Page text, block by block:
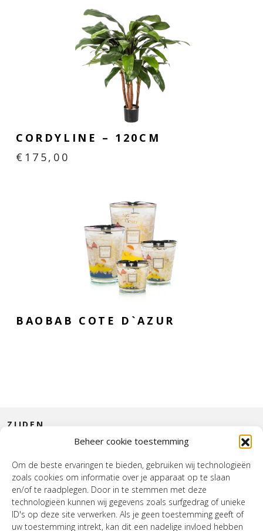
Beheer cookie toestemming
Om de beste ervaringen te bieden, gebruiken wij technologieën
zoals cookies om informatie over je apparaat op te slaan
en/of te raadplegen. Door in te stemmen met deze
technologieën kunnen wij gegevens zoals surfgedrag of unieke
ID's op deze site verwerken. Als je geen toestemming geeft of
uw toestemming intrekt, kan dit een nadelige invloed hebben
CORDYLINE – 120CM
€ 175,00
BAOBAB COTE D`AZUR
HOUSE OF WURPEL
ZIJDEN
INTERIEUR